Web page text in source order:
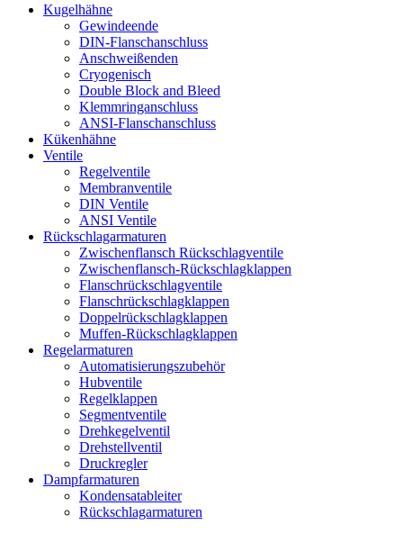
Kugelhähne
Gewindeende
DIN-Flanschanschluss
Anschweißenden
Cryogenisch
Double Block and Bleed
Klemmringanschluss
ANSI-Flanschanschluss
Kükenhähne
Ventile
Regelventile
Membranventile
DIN Ventile
ANSI Ventile
Rückschlag­armaturen
Zwischenflansch Rückschlagventile
Zwischenflansch-Rückschlagklappen
Flanschrückschlagventile
Flanschrückschlagklappen
Doppelrückschlagklappen
Muffen-Rückschlagklappen
Regelarmaturen
Automatisierungszubehör
Hubventile
Regelklappen
Segmentventile
Drehkegelventil
Drehstellventil
Druckregler
Dampfarmaturen
Kondensatableiter
Rückschlagarmaturen